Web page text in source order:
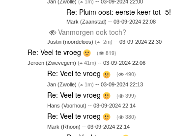
Jan (Zwolle) ( 1m) -- 03-09-2024 22:00
Re: Pluim oost: eerste keer tot -5!
Mark (Zaanstad) -- 03-09-2024 22:08
Vanmorgen ook toch?
Justin (noordeloos) ( -2m) -- 03-09-2024 22:30
Re: Veel te vroeg ( 819)
Jeroen (Zwevegem)( 41m) -- 03-09-2024 22:06
Re: Veel te vroeg ( 490)
Jan (Zwolle) ( 1m) -- 03-09-2024 22:13
Re: Veel te vroeg ( 399)
Hans (Voorhout) -- 03-09-2024 22:14
Re: Veel te vroeg ( 380)
Mark (Rhoon) -- 03-09-2024 22:14